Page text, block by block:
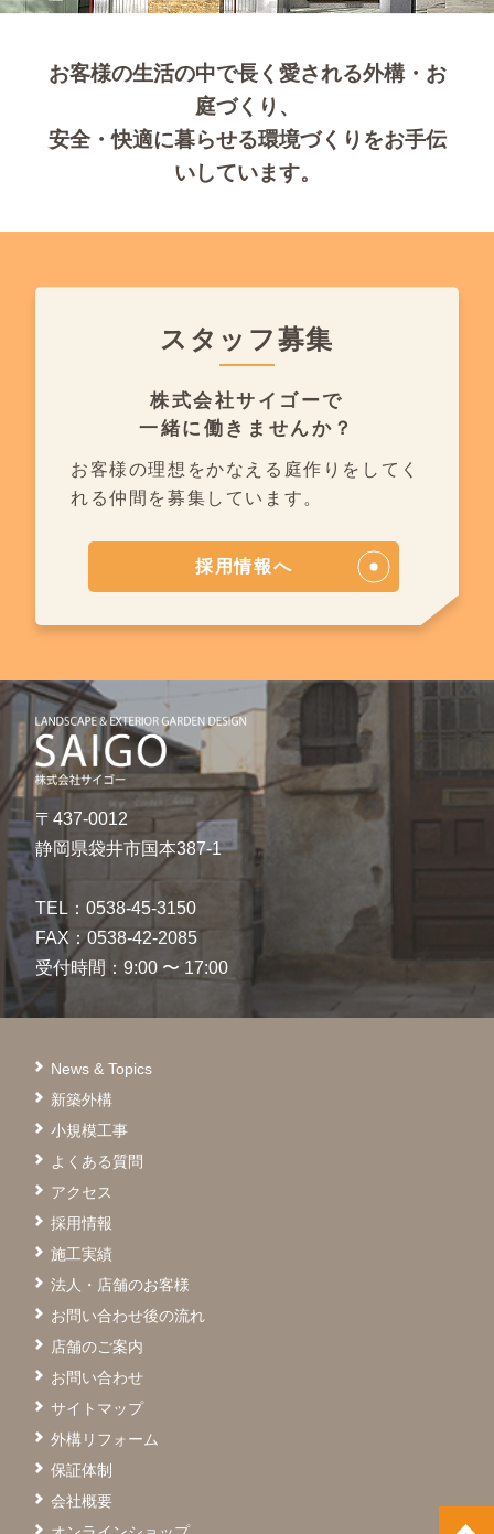
お客様の生活の中で長く愛される外構・お
庭づくり、
安全・快適に暮らせる環境づくりをお手伝
いしています。
スタッフ募集
株式会社サイゴーで
一緒に働きませんか？
お客様の理想をかなえる庭作りを してく
れる仲間を募集しています。
採用情報へ
〒437-0012
静岡県袋井市国本387-1
TEL：0538-45-3150
FAX：0538-42-2085
受付時間：9:00 〜 17:00
News & Topics
新築外構
小規模工事
よくある質問
アクセス
採用情報
施工実績
法人・店舗のお客様
お問い合わせ後の流れ
店舗のご案内
お問い合わせ
サイトマップ
外構リフォーム
保証体制
会社概要